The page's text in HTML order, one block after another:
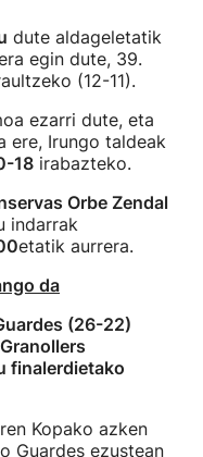
dute aldageletatik
egin dute, 39.
(12-11).
ezarri dute, eta
ere, Irungo taldeak
18 irabazteko.
Orbe Zendal
indarrak
etatik aurrera.
da
(26-22)
Granollers
finalerdietako
Kopako azken
Guardes ezustean